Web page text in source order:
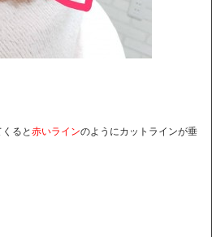
ると 赤いラインのようにカットラインが垂